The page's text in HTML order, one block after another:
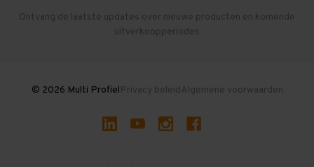
Gebruikte entresolvloeren
Ontvang de laatste updates over nieuwe producten en komende
uitverkoopperiodes
© 2026 Multi ProfielPrivacy beleidAlgemene voorwaarden